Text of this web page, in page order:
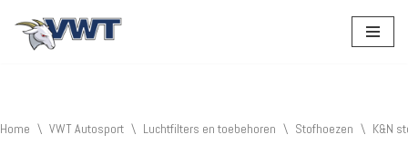
Home \ VWT Autosport \ Luchtfilters en toebehoren \ Stofhoezen \ K&N